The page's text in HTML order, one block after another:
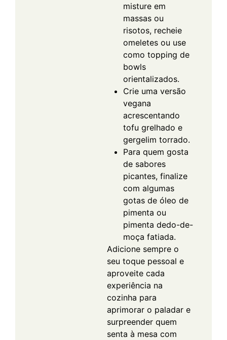
misture em
massas ou
risotos, recheie
omeletes ou use
como topping de
bowls
orientalizados.
Crie uma versão
vegana
acrescentando
tofu grelhado e
gergelim torrado.
Para quem gosta
de sabores
picantes, finalize
com algumas
gotas de óleo de
pimenta ou
pimenta dedo-de-
moça fatiada.
Adicione sempre o
seu toque pessoal e
aproveite cada
experiência na
cozinha para
aprimorar o paladar e
surpreender quem
senta à mesa com